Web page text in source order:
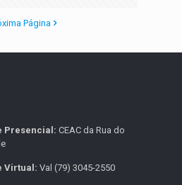
Página
Presencial: CEAC da Rua do
Virtual: Val (79) 3045-2550